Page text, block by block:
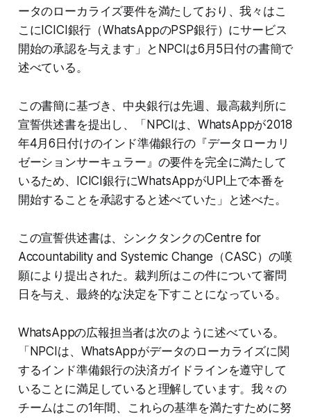
ータのローカライズ要件を満たしており、我々はこ
こにICICI銀行（WhatsAppのPSP銀行）にサービス
開始の承認を与えます」とNPCIは6月5日付の書簡で
述べている。
この書簡に基づき、中央銀行は先週、最高裁判所に
宣誓供述書を提出し、「NPCIは、WhatsAppが2018
年4月6日付けのインド準備銀行の『データローカリ
ゼーションサーキュラー』の要件を完全に満たして
いるため、ICICI銀行にWhatsAppがUPI上で本番を
開始することを承認すると述べていた」と述べた。
この宣誓供述書は、シンクタンクのCentre for
Accountability and Systemic Change（CASC）の嘆
願により提出された。裁判所はこの件について審問
日を与え、最終的な決定を下すことになっている。
WhatsAppの広報担当者は次のように述べている。
「NPCIは、WhatsAppがデータのローカライズに関
するインド準備銀行の決済ガイドラインを遵守して
いることに満足していると理解しています。我々の
チームはこの1年間、これらの基準を満たすために努